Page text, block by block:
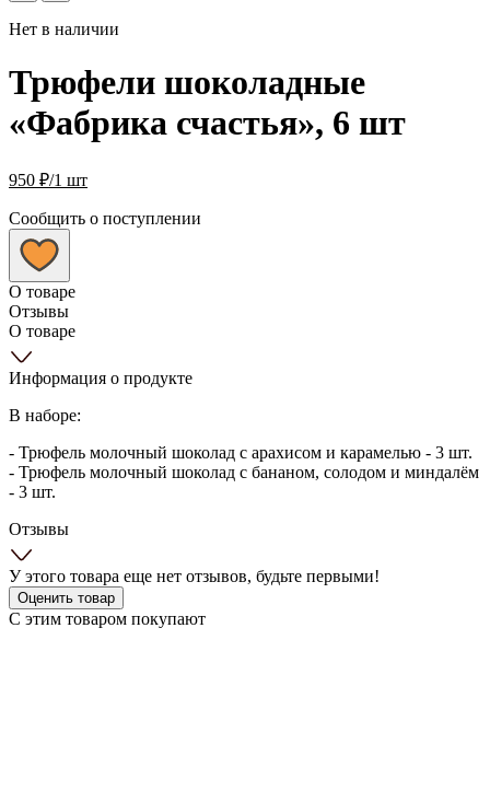
Нет в наличии
Трюфели шоколадные
«Фабрика счастья», 6 шт
950 ₽/1 шт
Сообщить о поступлении
О товаре
Отзывы
О товаре
Информация о продукте
В наборе:
- Трюфель молочный шоколад с арахисом и карамелью - 3 шт.
- Трюфель молочный шоколад с бананом, солодом и миндалём
- 3 шт.
Отзывы
У этого товара еще нет отзывов, будьте первыми!
Оценить товар
С этим товаром покупают